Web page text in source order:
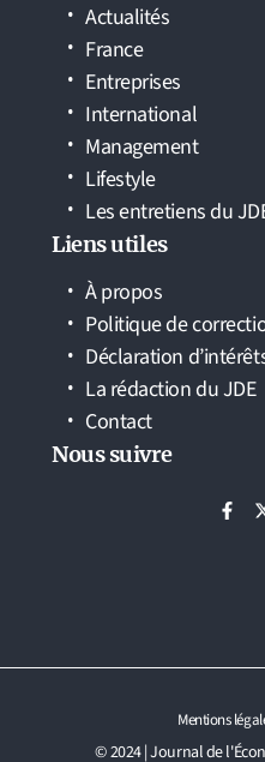
Actualités
France
Entreprises
International
Management
Lifestyle
Les entretiens du
Liens utiles
À propos
Politique de
Déclaration
La rédaction du JDE
Contact
Nous suivre
© 2024 | Journal de
Mentions